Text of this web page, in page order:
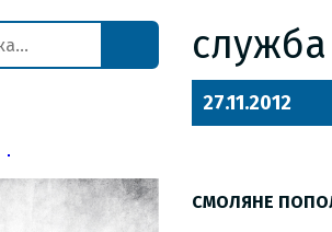
27.11.2012
СМОЛЯНЕ